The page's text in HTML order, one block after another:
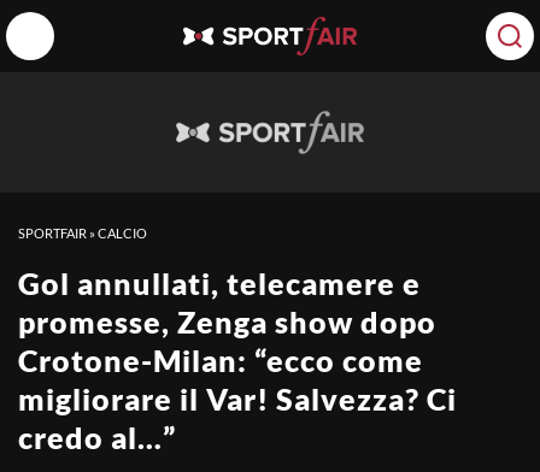
SPORTFAIR »CALCIO
Gol annullati, telecamere e
promesse, Zenga show dopo
Crotone-Milan: “ecco come
migliorare il Var! Salvezza? Ci
credo al…”